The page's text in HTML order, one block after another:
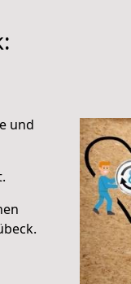
und